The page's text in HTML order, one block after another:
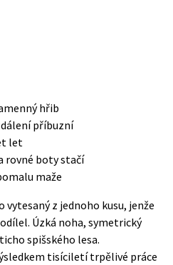
hřib
příbuzní
let
rovné boty stačí
maže
vytesaný z jednoho kusu, jenže
Úzká noha, symetrický
spišského lesa.
tisíciletí trpělivé práce